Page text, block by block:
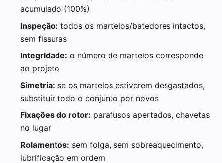
acumulado (100%)
Inspeção: todos os martelos/batedores intactos,
sem fissuras
Integridade: o número de martelos corresponde
ao projeto
Simetria: se os martelos estiverem desgastados,
substituir todo o conjunto por novos
Fixações do rotor: parafusos apertados, chavetas
no lugar
Rolamentos: sem folga, sem sobreaquecimento,
lubrificação em ordem